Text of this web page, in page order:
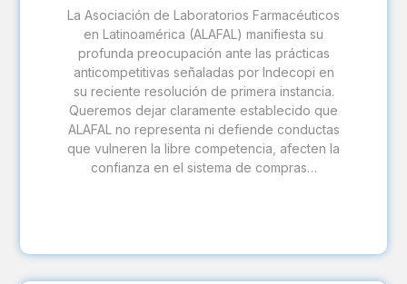
La Asociación de Laboratorios Farmacéuticos
en Latinoamérica (ALAFAL) manifiesta su
profunda preocupación ante las prácticas
anticompetitivas señaladas por Indecopi en
su reciente resolución de primera instancia.
Queremos dejar claramente establecido que
ALAFAL no representa ni defiende conductas
que vulneren la libre competencia, afecten la
confianza en el sistema de compras…